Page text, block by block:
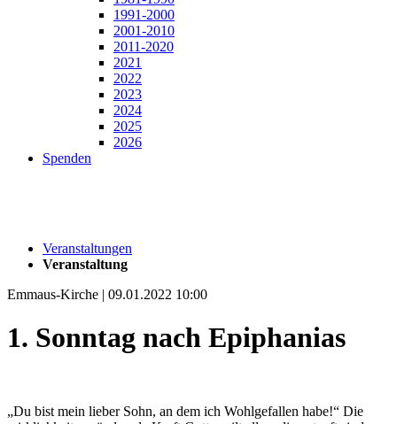
1991-2000
2001-2010
2011-2020
2021
2022
2023
2024
2025
2026
Spenden
Veranstaltungen
Veranstaltung
Emmaus-Kirche | 09.01.2022 10:00
1. Sonntag nach Epiphanias
„Du bist mein lieber Sohn, an dem ich Wohlgefallen habe!“ Die